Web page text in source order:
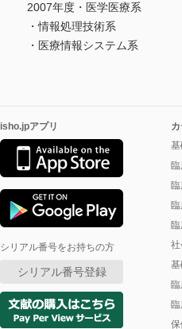
2007年度・医学医療系
・情報処理技術系
・医療情報システム系
isho.jpアプリ
シリアル番号をお持ちの方
シリアル番号登録